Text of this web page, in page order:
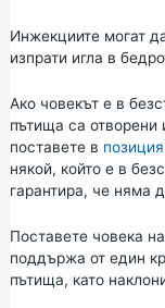
Инжекциите могат
изпрати игла в
Ако човекът е в
пътища са отворени
поставете в
някой, който е в
гарантира, че няма
Поставете човека
поддържа от един
пътища, като